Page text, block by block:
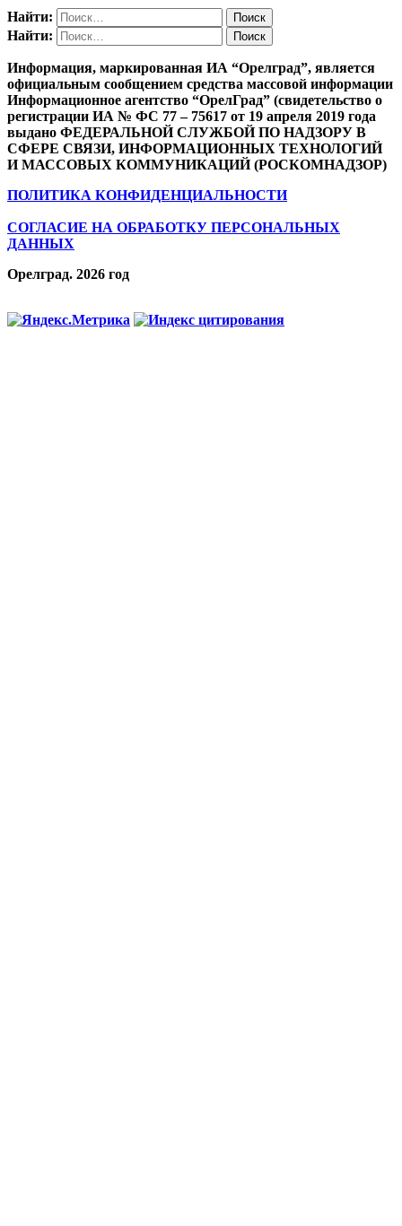
Найти:
Найти:
Информация, маркированная ИА “Орелград”, является
официальным сообщением средства массовой информации
Информационное агентство “ОрелГрад” (свидетельство о
регистрации ИА № ФС 77 – 75617 от 19 апреля 2019 года
выдано ФЕДЕРАЛЬНОЙ СЛУЖБОЙ ПО НАДЗОРУ В
СФЕРЕ СВЯЗИ, ИНФОРМАЦИОННЫХ ТЕХНОЛОГИЙ
И МАССОВЫХ КОММУНИКАЦИЙ (РОСКОМНАДЗОР)
ПОЛИТИКА КОНФИДЕНЦИАЛЬНОСТИ
СОГЛАСИЕ НА ОБРАБОТКУ ПЕРСОНАЛЬНЫХ
ДАННЫХ
Орелград. 2026 год